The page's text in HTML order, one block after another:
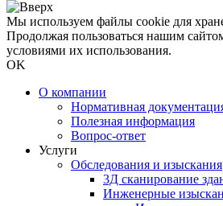
Мы используем файлы cookie для
Продолжая пользоваться нашим
условиями их использования.
OK
О компании
Нормативная
Полезная информация
Вопрос-ответ
Услуги
Обследования и изыскания
3Д сканирование
Инженерные